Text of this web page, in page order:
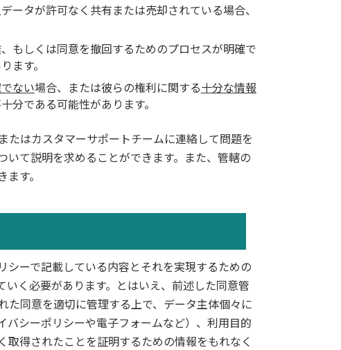
ータが許可なく共有または売却されている場合、
もしくは同意を撤回するためのプロセスが明確で
ます。
ない場合、または彼らの権利に関する十分な情報
分である可能性があります。
たはカスタマーサポートチームに連絡して問題を
て説明を求めることができます。また、管轄の
す。
ーで記載している内容とそれを実現するための
く必要があります。とはいえ、前述した同意管
同意を適切に管理する上で、データ主体個々に
シーポリシーや電子フォームなど）、利用目的
得されたことを証明するための情報をもれなく